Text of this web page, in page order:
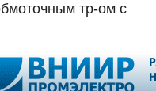
тр-ом с